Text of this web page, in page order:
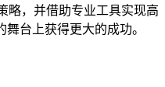
略，并借助专业工具实现高
台上获得更大的成功。